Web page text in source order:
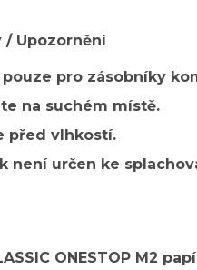
/ Upozornění
pouze pro zásobníky
na suchém místě.
před vlhkostí.
není určen ke
ONESTOP M2